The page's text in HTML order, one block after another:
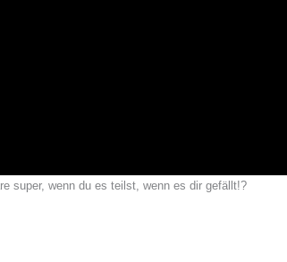
super, wenn du es teilst, wenn es dir gefällt!?